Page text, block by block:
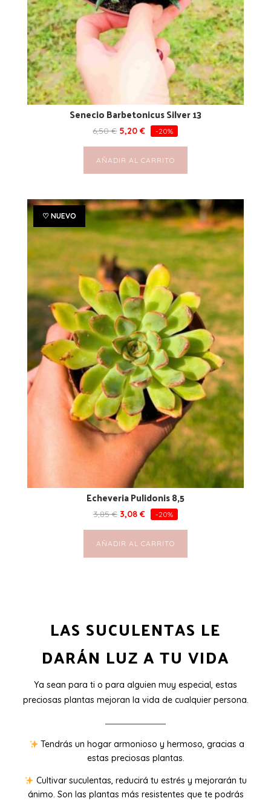
Senecio Barbetonicus Silver 13
6,50€ 5,20€ -20%
AÑADIR AL CARRITO
♡ NUEVO
Echeveria Pulidonis 8,5
3,85€ 3,08 € -20%
AÑADIR AL CARRITO
LAS SUCULENTAS LE
DARÁN LUZ A TU VIDA
Ya sean para ti o para alguien muy especial, estas
preciosas plantas mejoran la vida de cualquier persona.
Tendrás un hogar armonioso y hermoso, gracias a
estas preciosas plantas.
Cultivar suculentas, reducirá tu estrés y mejorarán tu
ánimo. Son las plantas más resistentes que te podrás